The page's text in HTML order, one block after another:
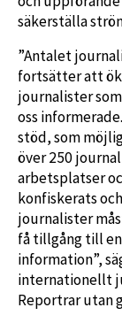
säkerställa
”Antalet
fortsätter att
journalister
oss
stöd, som
över 250
arbetsplatser
konfiskerats
journalister
få tillgång till
information”,
internationellt
Reportrar utan